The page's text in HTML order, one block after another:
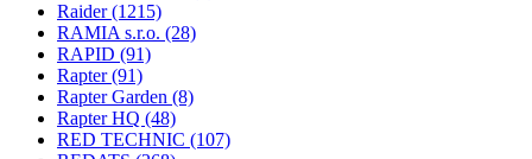
Raider(1215)
RAMIA s.r.o. (28)
RAPID (91)
Rapter(91)
Rapter Garden (8)
Rapter HQ (48)
RED TECHNIC (107)